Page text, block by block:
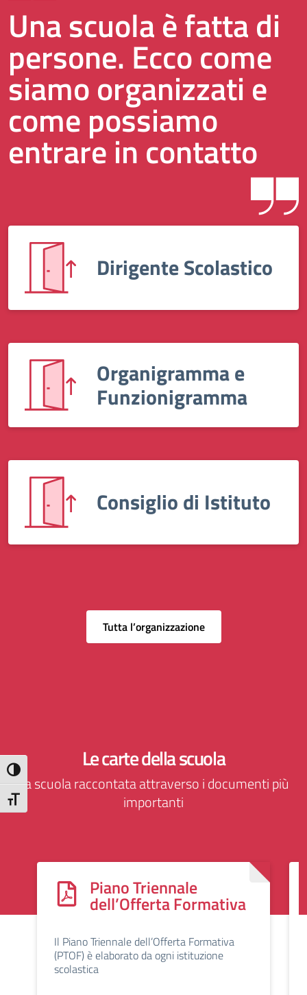
Attiva/disattiva alto contrasto
Attiva/disattiva dimensione testo
Una scuola è fatta di
persone. Ecco come
siamo organizzati e
come possiamo
entrare in contatto
Dirigente Scolastico
Organigramma e
Funzionigramma
Consiglio di Istituto
Tutta l’organizzazione
Le carte della scuola
La scuola raccontata attraverso i documenti più
importanti
Piano Triennale
dell’Offerta Formativa
Il Piano Triennale dell’Offerta Formativa
(PTOF) è elaborato da ogni istituzione
scolastica